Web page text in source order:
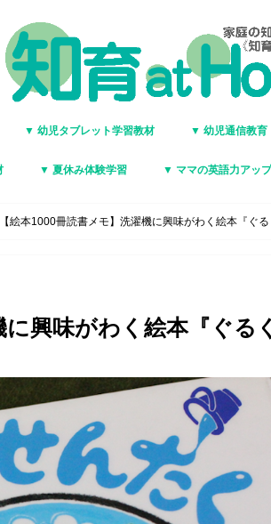
▼ 幼児タブレット学習教材 ▼ 幼児通信教育
▼ 夏休み体験学習 ▼ ママの英語力アップ
【絵本1000冊読書メモ】洗濯機に興味がわく絵本『ぐ
に興味がわく絵本『ぐる